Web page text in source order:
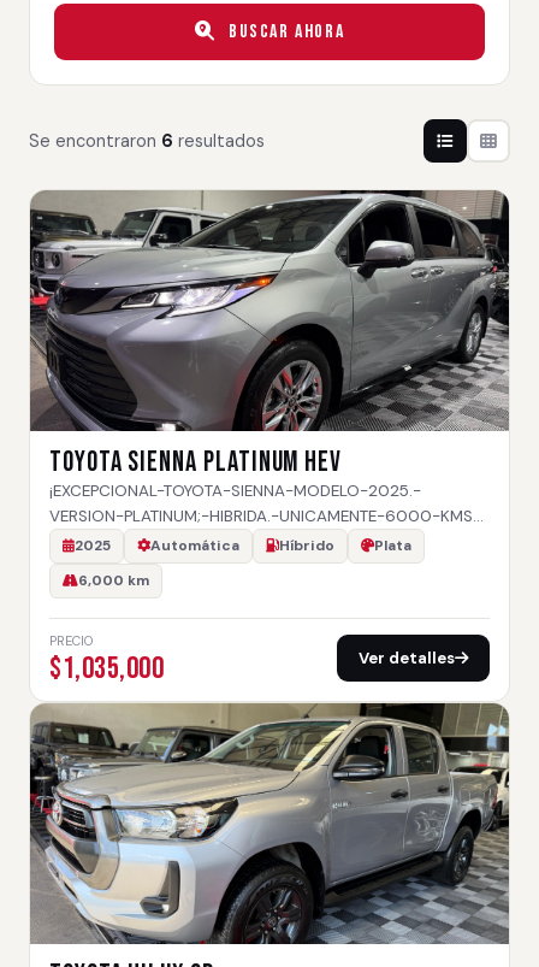
Buscar Ahora
Se encontraron 6 resultados
TOYOTA SIENNA PLATINUM HEV
¡EXCEPCIONAL-TOYOTA-SIENNA-MODELO-2025.-
VERSION-PLATINUM;-HIBRIDA.-UNICAMENTE-6000-KMS…
2025 Automática Híbrido
Plata
6,000 km
PRECIO
$1,035,000 Ver detalles